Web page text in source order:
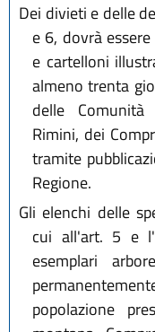
Dei divieti e delle
e 6, dovrà
e cartelloni
almeno trenta
delle
Rimini, dei
tramite
Regione.
Gli elenchi delle
cui all'art. 5 e
esemplari
popolazione